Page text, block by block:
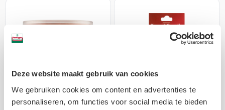
Deze website maakt gebruik van cookies
We gebruiken cookies om content en advertenties te
personaliseren, om functies voor social media te bieden